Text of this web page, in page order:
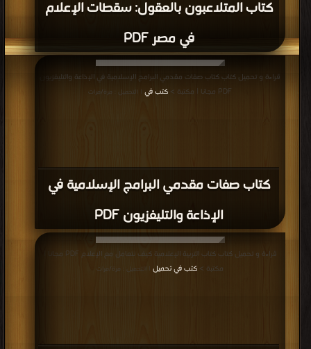
كتاب المتلاعبون بالعقول: سقطات الإعلام
في مصر PDF
كتاب صفات مقدمي البرامج الإسلامية في
الإذاعة والتليفزيون PDF
قراءة و تحميل كتاب كتاب صفات مقدمي البرامج الإسلامية في الإذاعة والتليفزيون
PDF مجانا | مكتبة >
كتب في | التحميل : مرة/مرات
قراءة و تحميل كتاب كتاب التربية الإعلامية كيف نتعامل مع الإعلام PDF مجانا |
مكتبة > كتب في تحميل | التحميل : مرة/مرات